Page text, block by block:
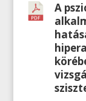
A